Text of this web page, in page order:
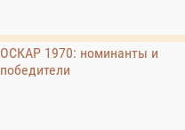
ОСКАР 1970: номинанты и
победители